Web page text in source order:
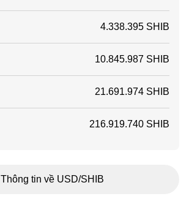
4.338.395 SHIB
10.845.987 SHIB
21.691.974 SHIB
216.919.740 SHIB
Thông tin về USD/SHIB